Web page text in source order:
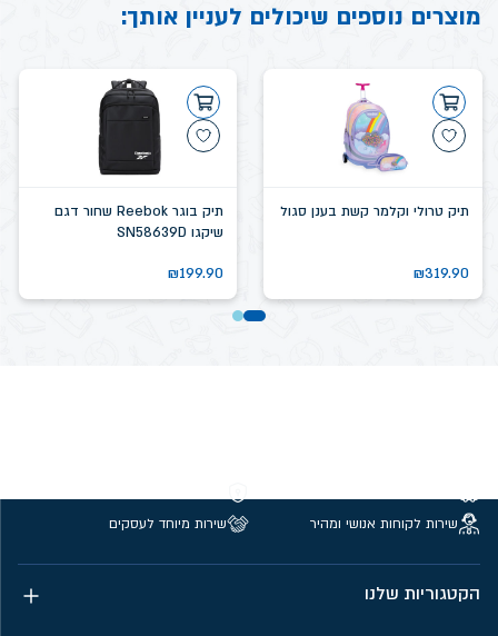
מוצרים נוספים שיכולים לעניין אותך:
תיק טרולי וקלמר קשת בענן סגול
₪319.90
תיק בוגר Reebok שחור דגם
שיקגו SN58639D
₪199.90
שירות לקוחות אנושי ומהיר
שירות מיוחד לעסקים
הקטגוריות שלנו